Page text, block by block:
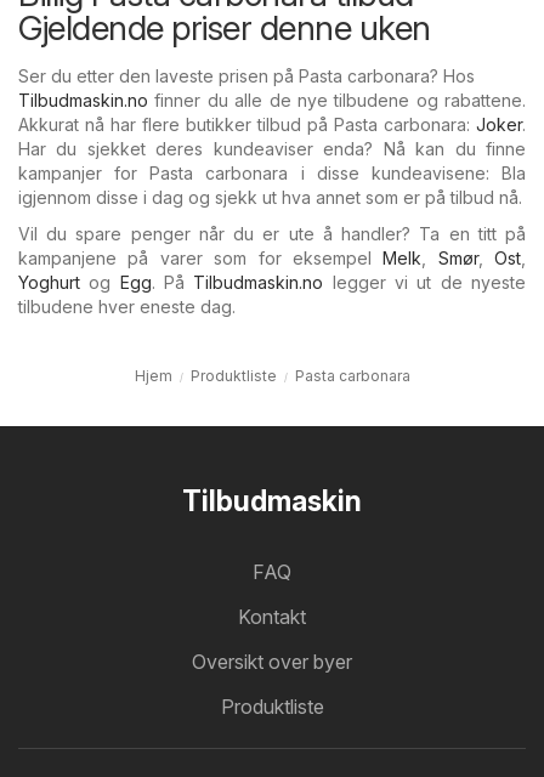
Gjeldende priser denne uken
Ser du etter den laveste prisen på Pasta carbonara? Hos
Tilbudmaskin.no finner du alle de nye tilbudene og rabattene.
Akkurat nå har flere butikker tilbud på Pasta carbonara: Joker.
Har du sjekket deres kundeaviser enda? Nå kan du finne
kampanjer for Pasta carbonara i disse kundeavisene: Bla
igjennom disse i dag og sjekk ut hva annet som er på tilbud nå.
Vil du spare penger når du er ute å handler? Ta en titt på
kampanjene på varer som for eksempelMelk Smør, Ost
Yoghurt og Egg. På Tilbudmaskin.no legger vi ut de nyeste
tilbudene hver eneste dag.
Hjem Produktliste Pasta carbonara
Tilbudmaskin
FAQ
Kontakt
Oversikt over byer
Produktliste